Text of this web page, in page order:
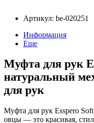
Артикул: be-020251
Информация
Еще
Муфта для рук
натуральный
для рук
Муфта для рук Esspero
овцы — это красивая,